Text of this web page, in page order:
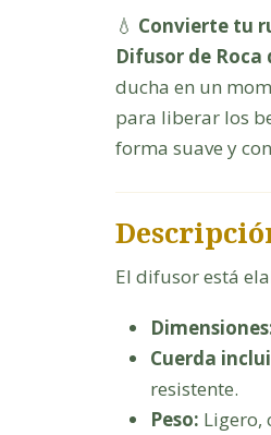
💧 Convierte tu
Difusor de Roca
ducha en un
para liberar los
forma suave y
El difusor está
Cuerda
resistente.
Peso: Ligero,